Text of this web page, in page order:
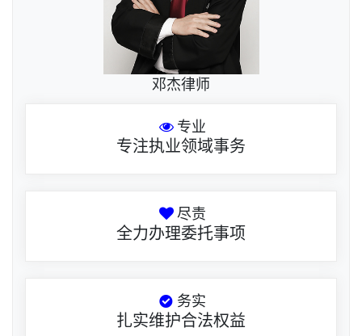
邓杰律师
专业
专注执业领域事务
尽责
全力办理委托事项
务实
扎实维护合法权益